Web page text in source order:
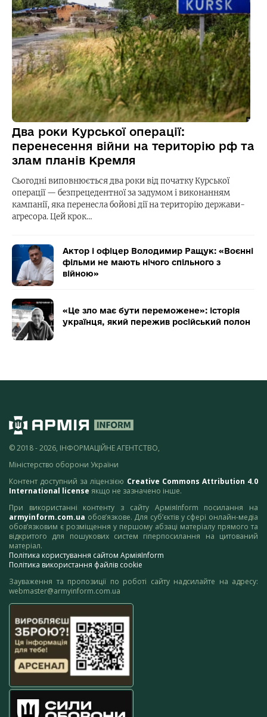
Два роки Курської операції:
перенесення війни на територію рф та
злам планів Кремля
Сьогодні виповнюється два роки від початку Курської
операції — безпрецедентної за задумом і виконанням
кампанії, яка перенесла бойові дії на територію держави-
агресора. Цей крок…
Актор і офіцер Володимир Ращук: «Воєнні
фільми не мають нічого спільного з
війною»
«Це зло має бути переможене»: історія
українця, який пережив російський полон
© 2018 - 2026, ІНФОРМАЦІЙНЕ АГЕНТСТВО,
Міністерство оборони України
Контент доступний за ліцензією Creative Commons Attribution 4.0
International license якщо не зазначено інше.
При використанні контенту з сайту АрміяInform посилання на
armyinform.com.ua обов’язкове. Для суб’єктів у сфері онлайн-медіа
обов’язковим є розміщення у першому абзаці матеріалу прямого та
відкритого для пошукових систем гіперпосилання на цитований
матеріал.
Політика користування сайтом АрміяInform
Політика використання файлів cookie
Зауваження та пропозиції по роботі сайту надсилайте на адресу:
webmaster@armyinform.com.ua